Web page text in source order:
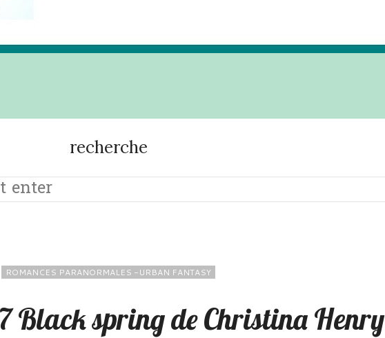
recherche
ROMANCES PARANORMALES -URBAN FANTASY
Black spring de Christina Henry